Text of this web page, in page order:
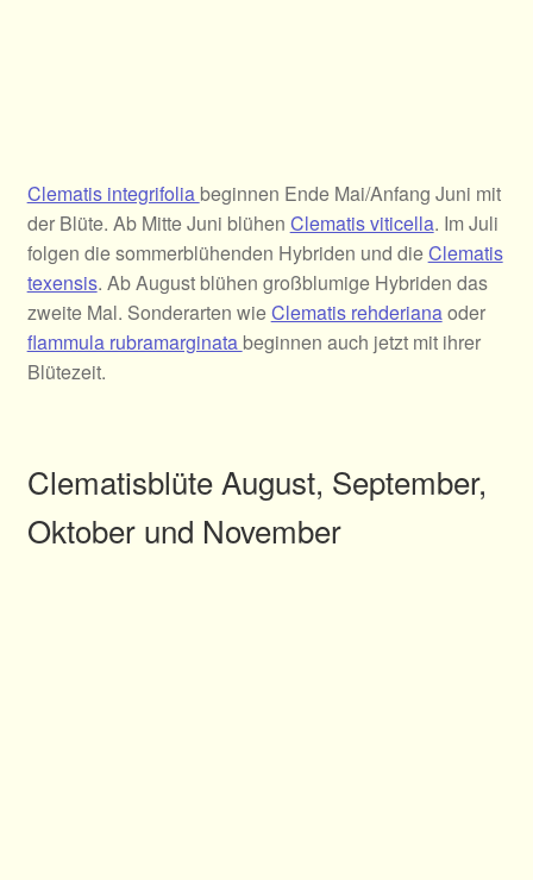
Clematis integrifolia beginnen Ende Mai/Anfang Juni mit
der Blüte. Ab Mitte Juni blühen Clematis viticella. Im Juli
folgen die sommerblühenden Hybriden und dieClematis
texensis. Ab August blühen großblumige Hybriden das
zweite Mal. Sonderarten wieClematis rehderianaoder
flammula rubramarginata beginnen auch jetzt mit ihrer
Blütezeit.
Clematisblüte August, September,
Oktober und November